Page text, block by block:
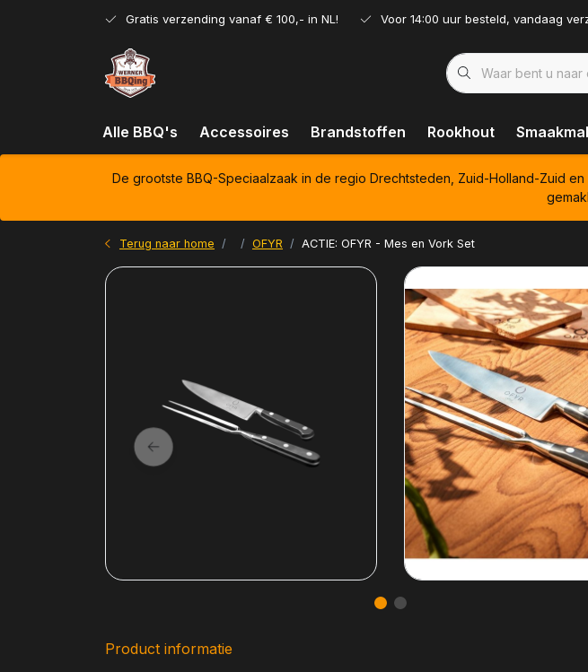
Gratis verzending vanaf € 100,- in NL! Voor 14:00 uur besteld, vandaag
Alle BBQ's Accessoires Brandstoffen Rookhout
De grootste BBQ-Speciaalzaak in de regio Drechtsteden, Zuid-Holland-Zuid
Terug naar home OFYR ACTIE: OFYR - Mes en Vork Set
Product informatie